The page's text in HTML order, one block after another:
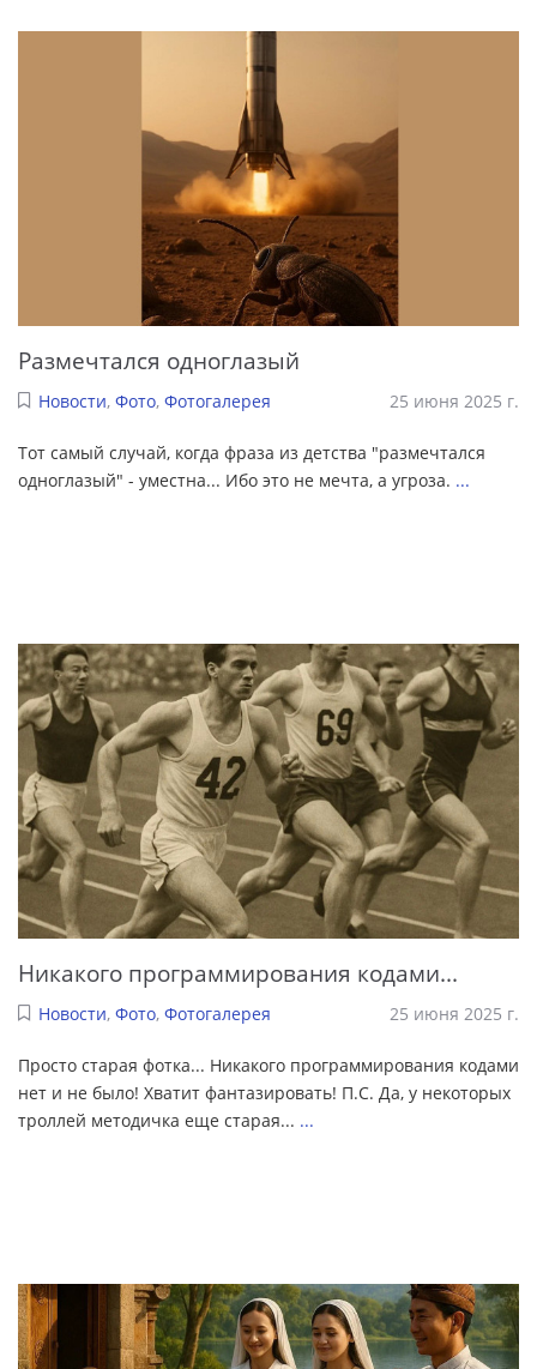
Размечтался одноглазый
Новости, Фото, Фотогалерея 25 июня 2025 г.
Тот самый случай, когда фраза из детства "размечтался
одноглазый" - уместна... Ибо это не мечта, а угроза. ...
Никакого программирования кодами...
Новости, Фото, Фотогалерея 25 июня 2025 г.
Просто старая фотка... Никакого программирования кодами
нет и не было! Хватит фантазировать! П.С. Да, у некоторых
троллей методичка еще старая... ...